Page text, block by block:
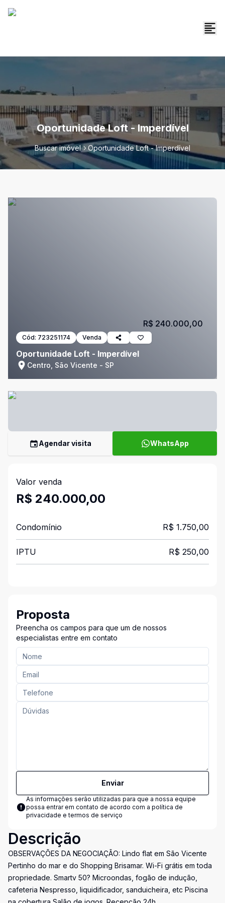
Oportunidade Loft - Imperdível
Buscar imóvel Oportunidade Loft - Imperdível
Cód: 723251174 Venda
Oportunidade Loft - Imperdível
Centro, São Vicente - SP
R$ 240.000,00
Agendar visita WhatsApp
Valor venda
R$ 240.000,00
Condomínio R$ 1.750,00
IPTU R$ 250,00
Proposta
Preencha os campos para que um de nossos
especialistas entre em contato
Enviar
As informações serão utilizadas para que a nossa equipe
possa entrar em contato de acordo com a política de
privacidade e termos de serviço
Descrição
OBSERVAÇÕES DA NEGOCIAÇÃO: Lindo flat em São Vicente
Pertinho do mar e do Shopping Brisamar. Wi-Fi grátis em toda
propriedade. Smartv 50? Microondas, fogão de indução,
cafeteria Nespresso, liquidificador, sanduicheira, etc Piscina